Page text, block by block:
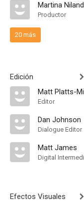
Martina Niland
Productor
20 más
Edición
Matt Platts-
Editor
Dan Johnson
Dialogue Editor
Matt James
Digital
Efectos Visuales